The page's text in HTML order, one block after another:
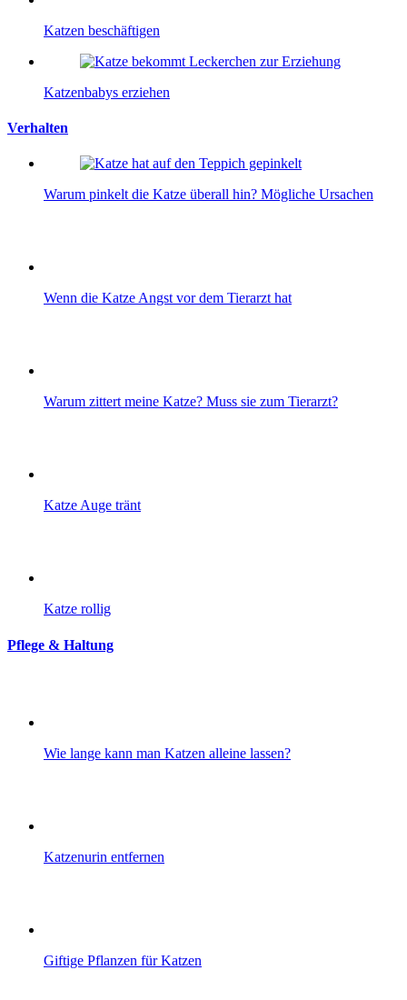
Katzen beschäftigen
Katzenbabys erziehen
Verhalten
Warum pinkelt die Katze überall hin? Mögliche Ursachen
Wenn die Katze Angst vor dem Tierarzt hat
Warum zittert meine Katze? Muss sie zum Tierarzt?
Katze Auge tränt
Katze rollig
Pflege & Haltung
Wie lange kann man Katzen alleine lassen?
Katzenurin entfernen
Giftige Pflanzen für Katzen